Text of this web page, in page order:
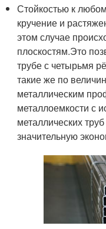
Стойкостью к
кручение и
этом случае
плоскостям.Это
трубе с четырьмя
такие же по
металлическим
металлоемкости с
металлических
значительную